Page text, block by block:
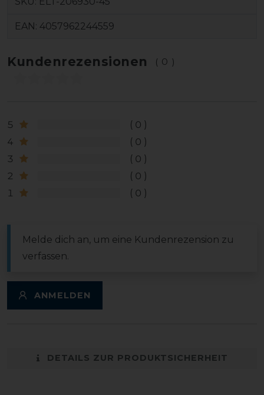
EAN: 4057962244559
Kundenrezensionen (0)
5
0
4
0
3
0
2
0
1
0
Melde dich an, um eine Kundenrezension zu
verfassen.
ANMELDEN
DETAILS ZUR PRODUKTSICHERHEIT